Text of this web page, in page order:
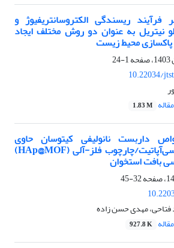
فرآیند ریسندگی الکتروسانتریفیوژ و
نیتریل به عنوان دو روش مختلف ایجاد
پاکسازی محیط زیست
1-24
10.22034/
1.83 M
داربست نانولیفی کیتوسان حاوی
نانوکامپوزیت هیدروکسی‌آپاتیت/چارچوب فلز-آلی (HAp@MOF)
بافت استخوان
32-45
مهدی حسن زاده
927.8 K